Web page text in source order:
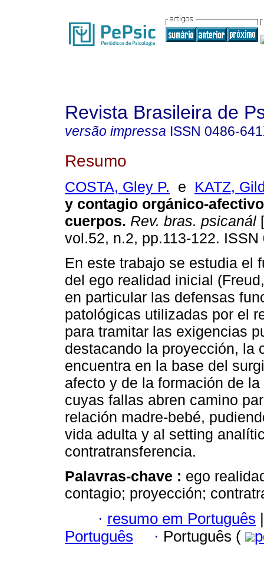
Revista Brasileira de
versão impressa ISSN 0486-
Resumo
COSTA, Gley P. e KATZ,
y contagio orgánico-
cuerpos. Rev. bras. psicanál
vol.52, n.2, pp.113-122. ISSN
En este trabajo se estudia el
del ego realidad inicial
en particular las defensas
patológicas utilizadas por el
para tramitar las exigencias
destacando la proyección, la
encuentra en la base del
afecto y de la formación de
cuyas fallas abren camino
relación madre-bebé,
vida adulta y al setting
contratransferencia.
Palavras-chave : ego
contagio; proyección;
· resumo em Português |
Português
· Português (